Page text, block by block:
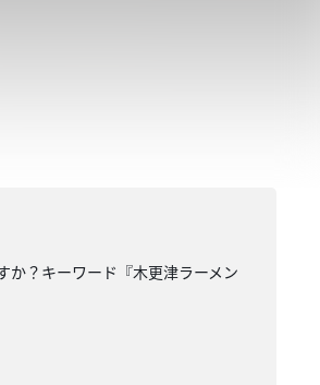
か？キーワード『木更津ラーメン